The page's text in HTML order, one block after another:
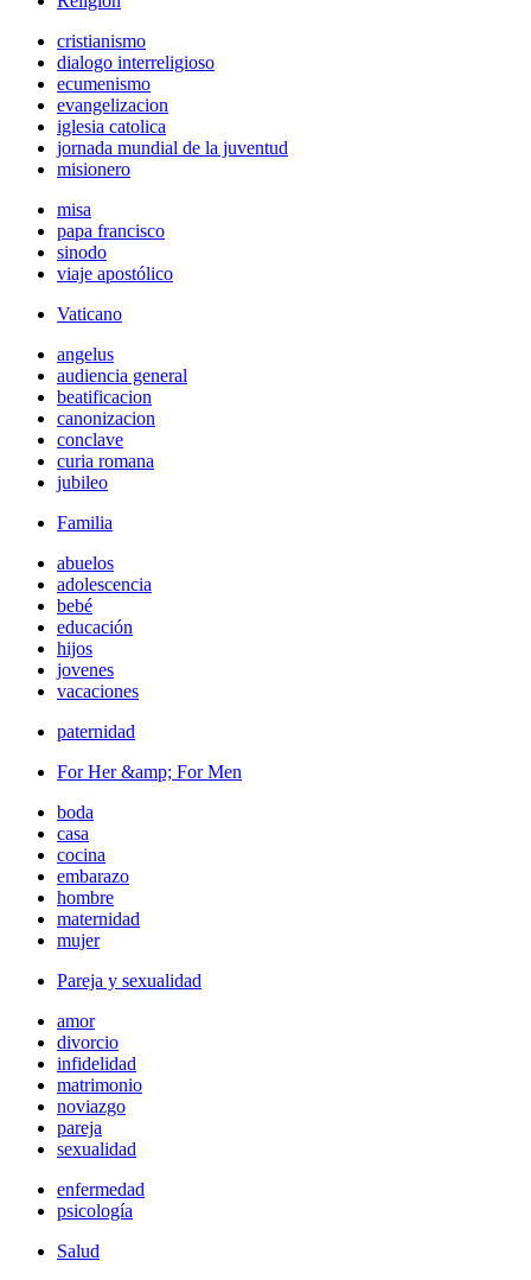
cristianismo
dialogo interreligioso
ecumenismo
evangelizacion
iglesia catolica
jornada mundial de la juventud
misionero
misa
papa francisco
sinodo
viaje apostólico
Vaticano
angelus
audiencia general
beatificacion
canonizacion
conclave
curia romana
jubileo
Familia
abuelos
adolescencia
bebé
educación
hijos
jovenes
vacaciones
paternidad
For Her &amp; For Men
boda
casa
cocina
embarazo
hombre
maternidad
mujer
Pareja y sexualidad
amor
divorcio
infidelidad
matrimonio
noviazgo
pareja
sexualidad
enfermedad
psicología
Salud